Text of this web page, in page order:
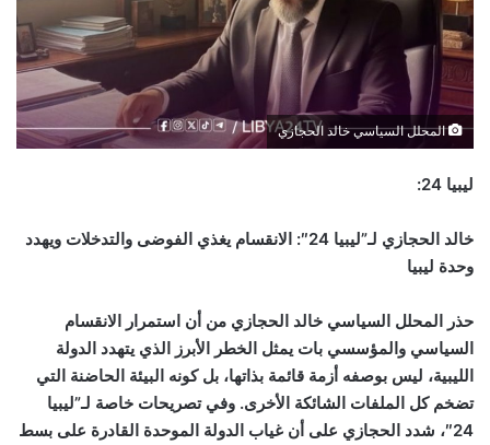
المحلل السياسي خالد الحجازي
ليبيا 24:
خالد الحجازي لـ”ليبيا 24″: الانقسام يغذي الفوضى والتدخلات ويهدد
وحدة ليبيا
حذر المحلل السياسي خالد الحجازي من أن استمرار الانقسام
السياسي والمؤسسي بات يمثل الخطر الأبرز الذي يتهدد الدولة
الليبية، ليس بوصفه أزمة قائمة بذاتها، بل كونه البيئة الحاضنة التي
تضخم كل الملفات الشائكة الأخرى. وفي تصريحات خاصة لـ”ليبيا
24″، شدد الحجازي على أن غياب الدولة الموحدة القادرة على بسط